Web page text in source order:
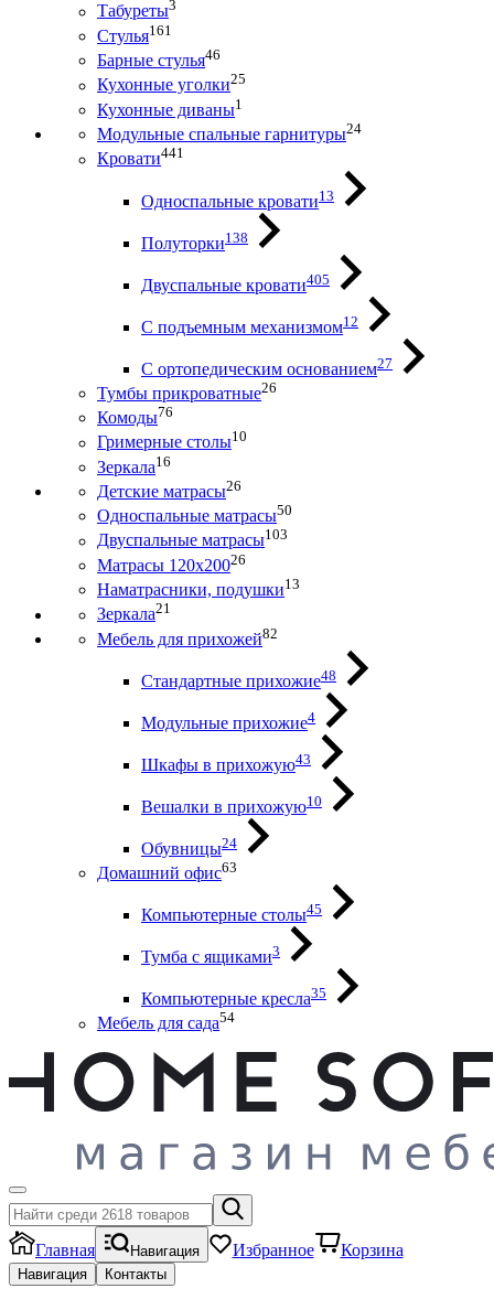
Табуреты3
Стулья161
Барные стулья46
Кухонные уголки25
Кухонные диваны1
Модульные спальные гарнитуры24
Кровати441
Односпальные кровати13
Полуторки138
Двуспальные кровати405
С подъемным механизмом12
С ортопедическим основанием27
Тумбы прикроватные26
Комоды76
Гримерные столы10
Зеркала16
Детские матрасы26
Односпальные матрасы50
Двуспальные матрасы103
Матрасы 120х20026
Наматрасники, подушки13
Зеркала21
Мебель для прихожей82
Стандартные прихожие48
Модульные прихожие4
Шкафы в прихожую43
Вешалки в прихожую10
Обувницы24
Домашний офис63
Компьютерные столы45
Тумба с ящиками3
Компьютерные кресла35
Мебель для сада54
Главная Навигация Избранное Корзина
Навигация Контакты